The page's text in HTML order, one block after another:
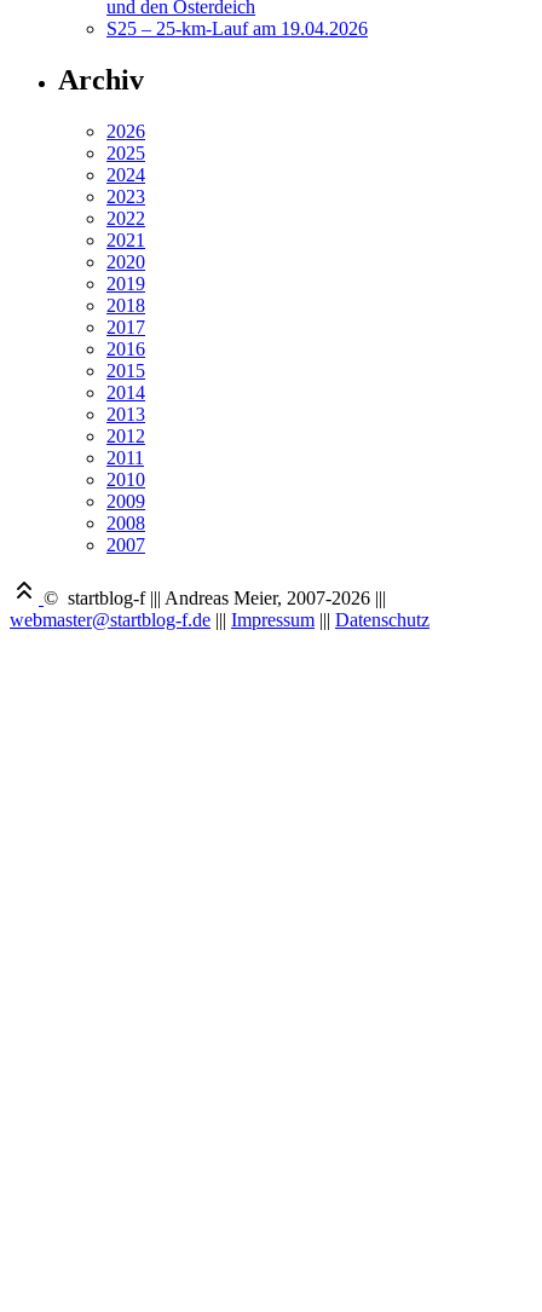
und den Osterdeich
S25 – 25-km-Lauf am 19.04.2026
Archiv
2026
2025
2024
2023
2022
2021
2020
2019
2018
2017
2016
2015
2014
2013
2012
2011
2010
2009
2008
2007
© startblog-f ||| Andreas Meier, 2007-2026 |||
webmaster@startblog-f.de ||| Impressum ||| Datenschutz